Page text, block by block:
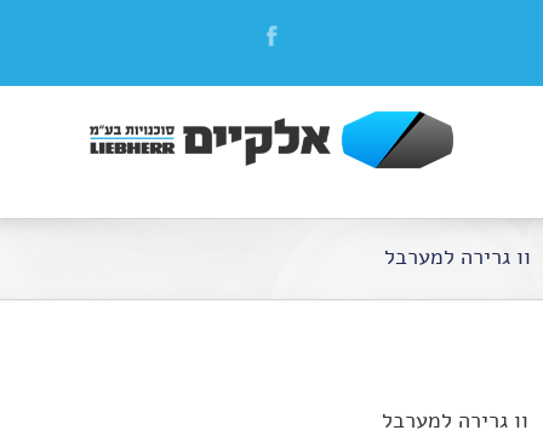
וו גרירה למערבל
וו גרירה למערבל